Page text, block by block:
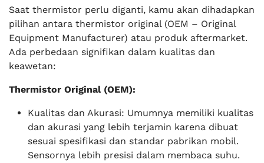
Saat thermistor perlu diganti, kamu akan dihadapkan
pilihan antara thermistor original (OEM – Original
Equipment Manufacturer) atau produk aftermarket.
Ada perbedaan signifikan dalam kualitas dan
keawetan:
Thermistor Original (OEM):
Kualitas dan Akurasi: Umumnya memiliki kualitas
dan akurasi yang lebih terjamin karena dibuat
sesuai spesifikasi dan standar pabrikan mobil.
Sensornya lebih presisi dalam membaca suhu.